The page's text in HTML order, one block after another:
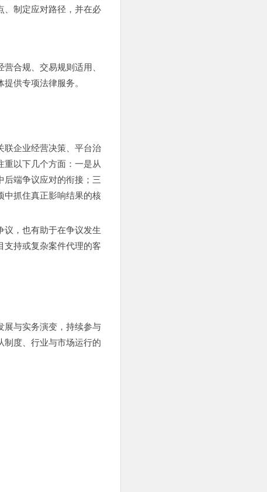
、制定应对路径，并在必
合规、交易规则适用、
供专项法律服务。
联企业经营决策、平台治
以下几个方面：一是从
后端争议应对的衔接；三
中抓住真正影响结果的核
议，也有助于在争议发生
支持或复杂案件代理的客
展与实务演变，持续参与
制度、行业与市场运行的